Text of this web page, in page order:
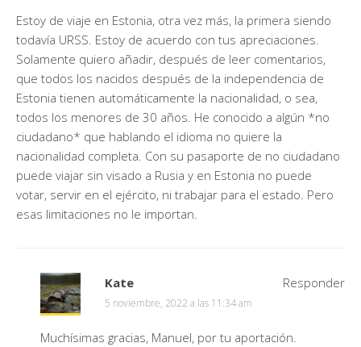
Estoy de viaje en Estonia, otra vez más, la primera siendo
todavía URSS. Estoy de acuerdo con tus apreciaciones.
Solamente quiero añadir, después de leer comentarios,
que todos los nacidos después de la independencia de
Estonia tienen automáticamente la nacionalidad, o sea,
todos los menores de 30 años. He conocido a algún *no
ciudadano* que hablando el idioma no quiere la
nacionalidad completa. Con su pasaporte de no ciudadano
puede viajar sin visado a Rusia y en Estonia no puede
votar, servir en el ejército, ni trabajar para el estado. Pero
esas limitaciones no le importan.
Kate
5 noviembre, 2022 a las 11:34 am
Muchísimas gracias, Manuel, por tu aportación.
Responder